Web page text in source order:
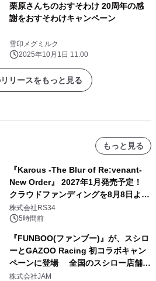
栗原さんちのおすそわけ 20周年の感
謝をおすそわけキャンペーン
雪印メグミルク
2025年10月1日 11:00
リースをもっと見る
もっと見る
『Karous -The Blur of Re:venant-
New Order』 2027年1月発売予定！
クラウドファンディングを8月8日より
開始
株式会社RS34
5時間前
『FUNBOO(ファンブー)』が、スシロ
ーとGAZOO Racing 初コラボキャン
ペーンに登場 全国のスシロー店舗で
GR 4車種の FUNBOO(ミニカー)付き
株式会社JAM